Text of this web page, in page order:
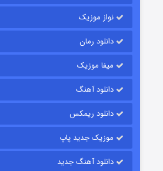
قسمت
نواز موزیک
دانلود رمان
میفا موزیک
دانلود آهنگ
دانلود ریمکس
موزیک جدید پاپ
دانلود آهنگ جدید